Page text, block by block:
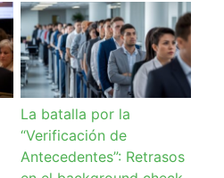
La batalla por la
“Verificación de
Antecedentes”: Retrasos